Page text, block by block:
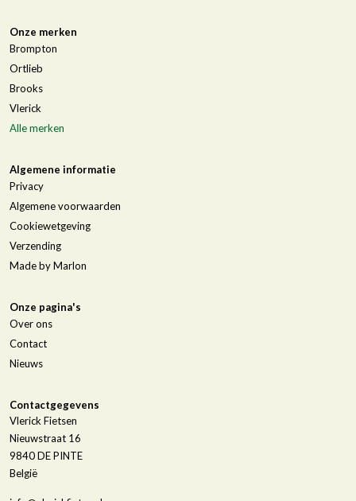
Onze merken
Brompton
Ortlieb
Brooks
Vlerick
Alle merken
Algemene informatie
Privacy
Algemene voorwaarden
Cookiewetgeving
Verzending
Made by Marlon
Onze pagina's
Over ons
Contact
Nieuws
Contactgegevens
Vlerick Fietsen
Nieuwstraat 16
9840DE PINTE
België